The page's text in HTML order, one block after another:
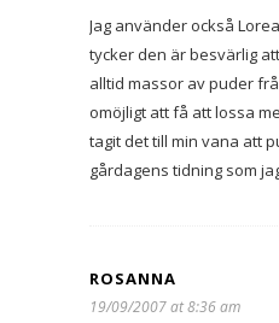
Jag använder också
tycker den är besvärlig
alltid massor av puder
omöjligt att få att lossa
tagit det till min vana att
gårdagens tidning som
ROSANNA
19/09/2007 at 8:36 am